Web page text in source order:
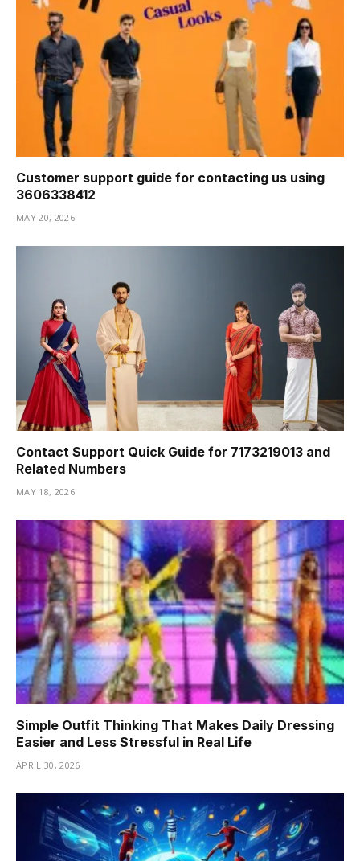
Customer support guide for contacting us using
3606338412
MAY 20, 2026
Contact Support Quick Guide for 7173219013 and
Related Numbers
MAY 18, 2026
Simple Outfit Thinking That Makes Daily Dressing
Easier and Less Stressful in Real Life
APRIL 30, 2026